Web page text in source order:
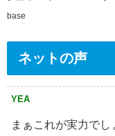
base
ネットの声
YEA
まぁこれが実力で